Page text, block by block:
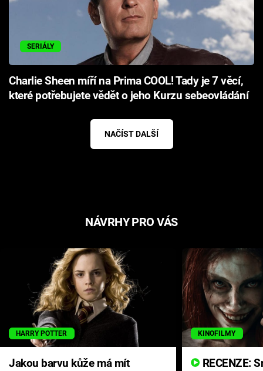
SERIÁLY
Charlie Sheen míří na Prima COOL! Tady je 7 věcí,
které potřebujete vědět o jeho Kurzu sebeovládání
NAČÍST DALŠÍ
NÁVRHY PRO VÁS
HARRY POTTER
Jakou barvu kůže má mít
KINOFILMY